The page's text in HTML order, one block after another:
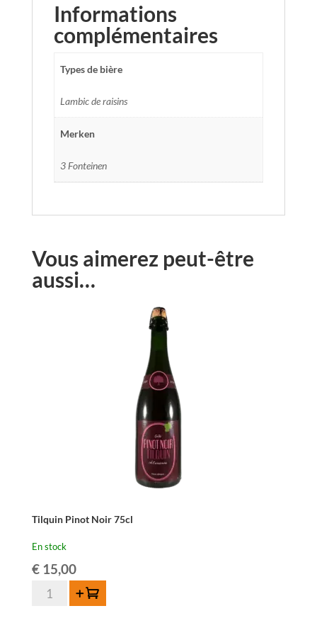
Informations
complémentaires
Types de bière
Lambic de raisins
Merken
3 Fonteinen
Vous aimerez peut-être
aussi…
Tilquin Pinot Noir 75cl
En stock
€15,00
quantité
Ajouter au panier